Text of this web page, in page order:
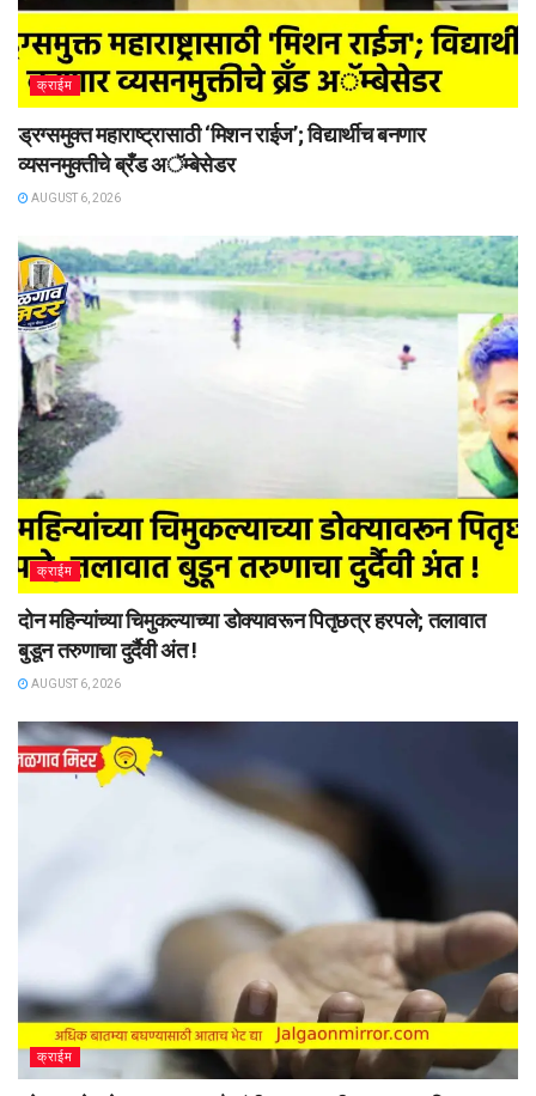
क्राईम
ड्रग्समुक्त महाराष्ट्रासाठी ‘मिशन राईज’; विद्यार्थीच बनणार
व्यसनमुक्तीचे ब्रँड अॅम्बेसेडर
AUGUST 6, 2026
क्राईम
दोन महिन्यांच्या चिमुकल्याच्या डोक्यावरून पितृछत्र हरपले; तलावात
बुडून तरुणाचा दुर्दैवी अंत !
AUGUST 6, 2026
क्राईम